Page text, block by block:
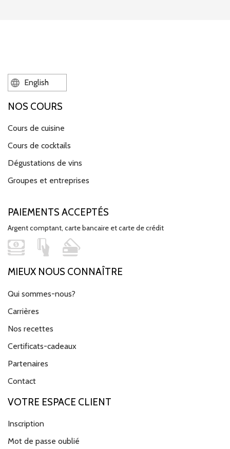
English
NOS COURS
Cours de cuisine
Cours de cocktails
Dégustations de vins
Groupes et entreprises
PAIEMENTS ACCEPTÉS
Argent comptant, carte bancaire et carte de crédit
MIEUX NOUS CONNAÎTRE
Qui sommes-nous?
Carrières
Nos recettes
Certificats-cadeaux
Partenaires
Contact
VOTRE ESPACE CLIENT
Inscription
Mot de passe oublié